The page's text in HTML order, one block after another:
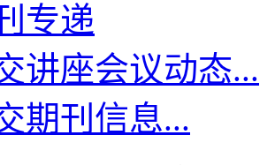
专递
讲座会议动态...
期刊信息...